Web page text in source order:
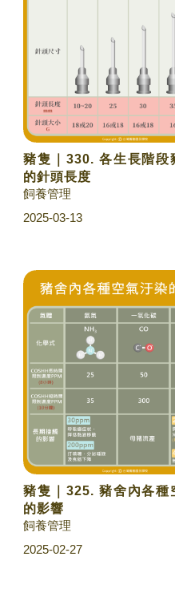
豬隻｜330. 各生長階段
的針頭長度
飼養管理
2025-03-13
豬隻｜325. 豬舍內各種
的影響
飼養管理
2025-02-27